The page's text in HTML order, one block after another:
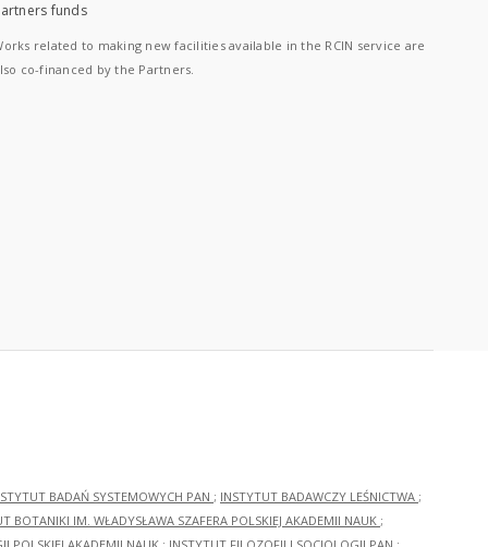
funds
related to making new facilities available in the RCIN service are
co-financed by the Partners.
BADAŃ SYSTEMOWYCH PAN ; INSTYTUT BADAWCZY LEŚNICTWA ;
BOTANIKI IM. WŁADYSŁAWA SZAFERA POLSKIEJ AKADEMII NAUK ;